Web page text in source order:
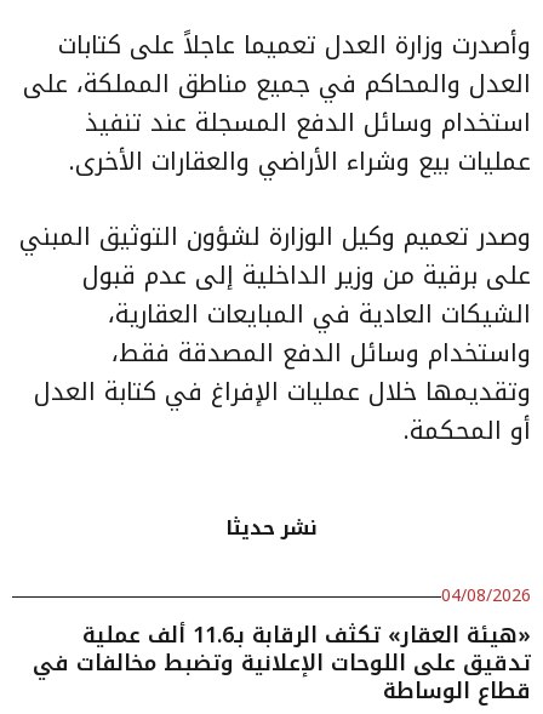
وأصدرت وزارة العدل تعميما عاجلاً على كتابات
العدل والمحاكم في جميع مناطق المملكة، على
استخدام وسائل الدفع المسجلة عند تنفيذ
عمليات بيع وشراء الأراضي والعقارات الأخرى.
وصدر تعميم وكيل الوزارة لشؤون التوثيق المبني
على برقية من وزير الداخلية إلى عدم قبول
الشيكات العادية في المبايعات العقارية،
واستخدام وسائل الدفع المصدقة فقط،
وتقديمها خلال عمليات الإفراغ في كتابة العدل
أو المحكمة.
نشر حديثا
04/08/2026
«هيئة العقار» تكثف الرقابة بـ11.6 ألف عملية
تدقيق على اللوحات الإعلانية وتضبط مخالفات في
قطاع الوساطة